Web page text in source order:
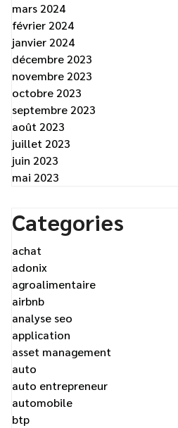
mars 2024
février 2024
janvier 2024
décembre 2023
novembre 2023
octobre 2023
septembre 2023
août 2023
juillet 2023
juin 2023
mai 2023
Categories
achat
adonix
agroalimentaire
airbnb
analyse seo
application
asset management
auto
auto entrepreneur
automobile
btp